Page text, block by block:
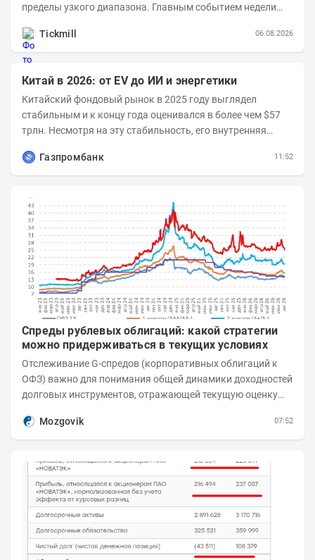
пределы узкого диапазона. Главным событием недели
Tickmill
06.08.2026
Китай в 2026: от EV до ИИ и энергетики
Китайский фондовый рынок в 2025 году выглядел
стабильным и к концу года оценивался в более чем $57
трлн. Несмотря на эту стабильность, его внутренняя
Газпромбанк
11:52
Спреды рублевых облигаций: какой стратегии
можно придерживаться в текущих условиях
Отслеживание G-спредов (корпоративных облигаций к
ОФЗ) важно для понимания общей динамики доходностей
долговых инструментов, отражающей текущую оценку
Mozgovik
07:52